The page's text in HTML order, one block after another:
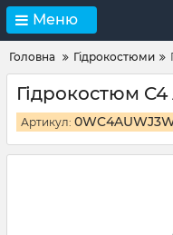
Меню
Головна Гідрокостюми
Гідрокостюм
Артикул: